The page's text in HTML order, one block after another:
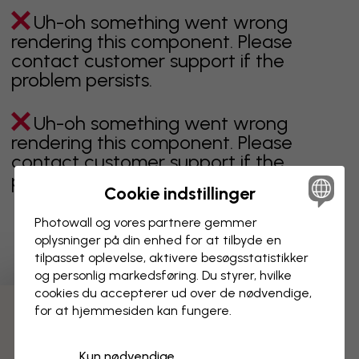
Uh-oh something went wrong
rendering this component. Please
contact customer support if the
problem persists.
Uh-oh something went wrong
rendering this component. Please
contact customer support if the
problem persists.
Viser side 1 af 2 sider
Opdag flere kategorier
Cookie indstillinger
Photowall og vores partnere gemmer
oplysninger på din enhed for at tilbyde en
tilpasset oplevelse, aktivere besøgs­statistikker
og personlig markedsføring. Du styrer, hvilke
cookies du accepterer ud over de nødvendige,
for at hjemmesiden kan fungere.